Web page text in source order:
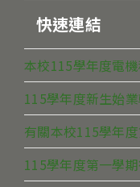
快速連結
本校115學年度電
115學年度新生始
有關本校115學年
115學年度第一學